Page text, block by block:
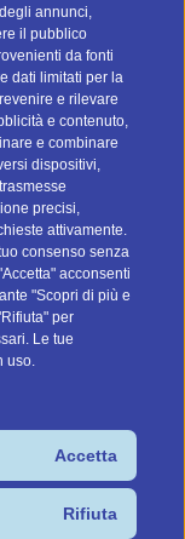
annunci,
il pubblico
da fonti
dati limitati per la
e rilevare
e contenuto,
e combinare
dispositivi,
precisi,
attivamente.
consenso senza
acconsenti
"Scopri di più e
per
Le tue
uso.
Accetta
Rifiuta
(VR) – Sede de
C.F.